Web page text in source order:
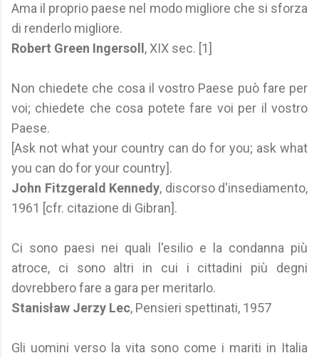
Ama il proprio paese nel modo migliore che si sforza
di renderlo migliore.
Robert Green Ingersoll , XIX sec. [1]
Non chiedete che cosa il vostro Paese può fare per
voi; chiedete che cosa potete fare voi per il vostro
Paese.
[Ask not what your country can do for you; ask what
you can do for your country].
John Fitzgerald Kennedy, discorso d'insediamento,
1961 [cfr. citazione di Gibran].
Ci sono paesi nei quali l'esilio e la condanna più
atroce, ci sono altri in cui i cittadini più degni
dovrebbero fare a gara per meritarlo.
Stanisław Jerzy Lec, Pensieri spettinati, 1957
Gli uomini verso la vita sono come i mariti in Italia